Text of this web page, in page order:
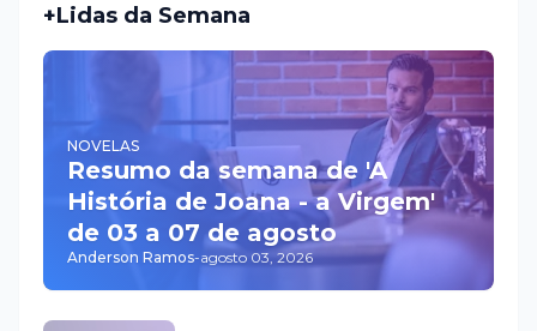
+Lidas da Semana
NOVELAS
Resumo da semana de 'A
História de Joana - a Virgem'
de 03 a 07 de agosto
Anderson Ramos-agosto 03, 2026